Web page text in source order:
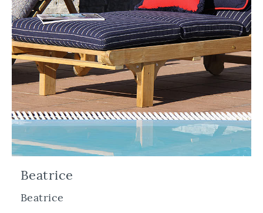
Beatrice
Beatrice